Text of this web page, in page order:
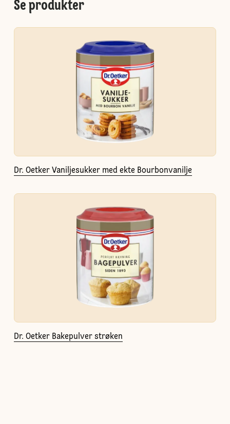
Se produkter
Dr. Oetker Vaniljesukker med ekte Bourbonvanilje
Dr. Oetker Bakepulver strøken